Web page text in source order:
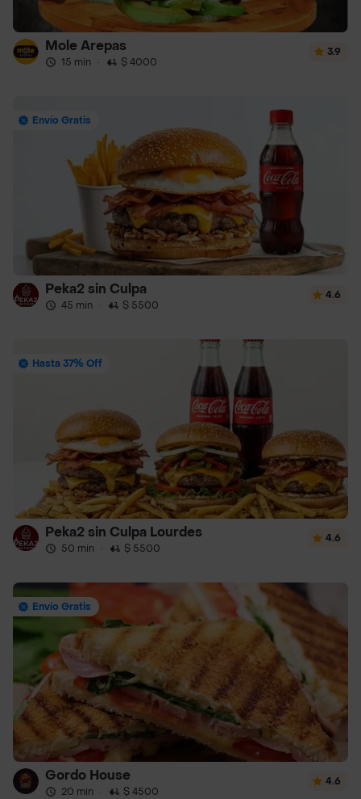
Mole Arepas
15 min · $ 4000
3.9
Envío Gratis
Peka2 sin Culpa
45 min · $ 5500
4.6
Hasta 37% Off
Peka2 sin Culpa Lourdes
50 min · $ 5500
4.6
Envío Gratis
Gordo House
20 min · $ 4500
4.6